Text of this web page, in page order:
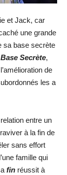
et Jack, car
une grande
sa base secrète
Secrète,
de
les a
entre un
à la fin de
sans effort
famille qui
fin réussit à